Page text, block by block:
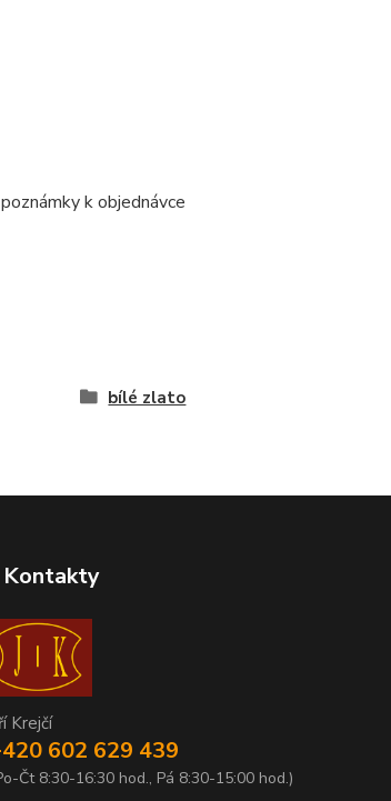
k objednávce
bílé zlato
Kontakty
Krejčí
602 629 439
Čt 8:30-16:30 hod., Pá 8:30-15:00 hod.)